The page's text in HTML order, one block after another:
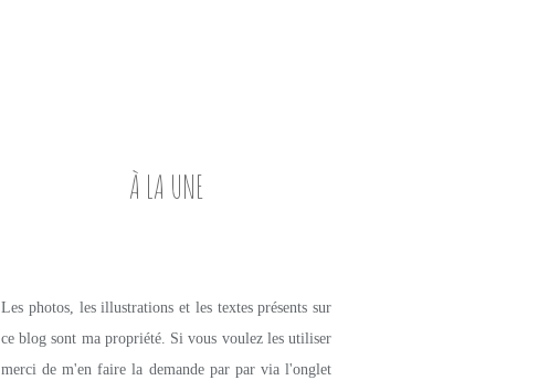
À LA UNE
Les photos, les illustrations et les textes présents sur
ce blog sont ma propriété. Si vous voulez les utiliser
merci de m'en faire la demande par par via l'onglet